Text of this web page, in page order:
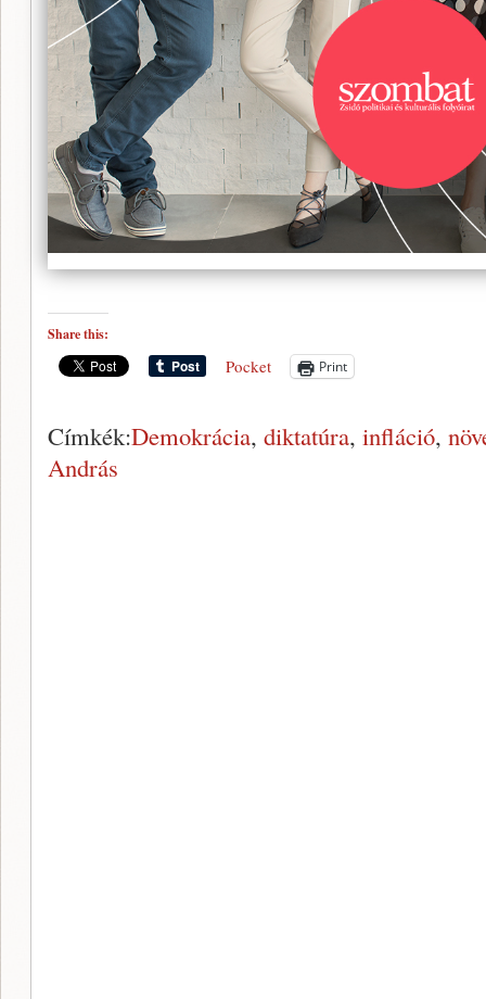
Share this:
Pocket Print
Címkék:Demokrácia, diktatúra, infláció,
András